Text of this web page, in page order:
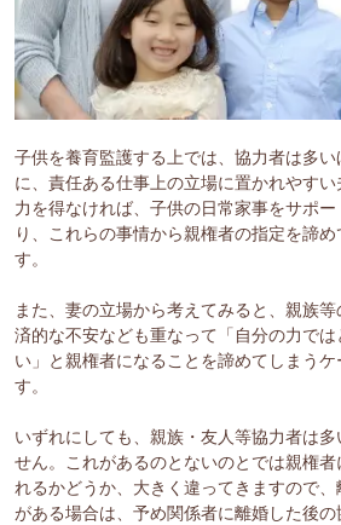
子供を養育監護する上では、協力者は多
に、責任ある仕事上の立場に置かれやす
力を得なければ、子供の日常家事をサポ
り、これらの事情から親権者の指定を諦
す。
また、妻の立場から考えてみると、親族
済的な不安なども重なって「自分の力で
い」と親権者になることを諦めてしまう
す。
いずれにしても、親族・友人等協力者は
せん。これがあるのとないのとでは親権
れるかどうか、大きく違ってきますので
がある場合は、予め関係者に離婚した後